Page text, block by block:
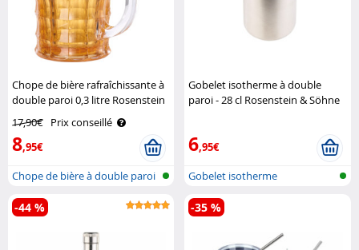
Chope de bière rafraîchissante à
double paroi 0,3 litre Rosenstein
17,90€ Prix conseillé
8,95€
Chope de bière à double paroi
Gobelet isotherme à double
paroi - 28 cl Rosenstein & Söhne
6,95€
Gobelet isotherme
-44 % -35 %